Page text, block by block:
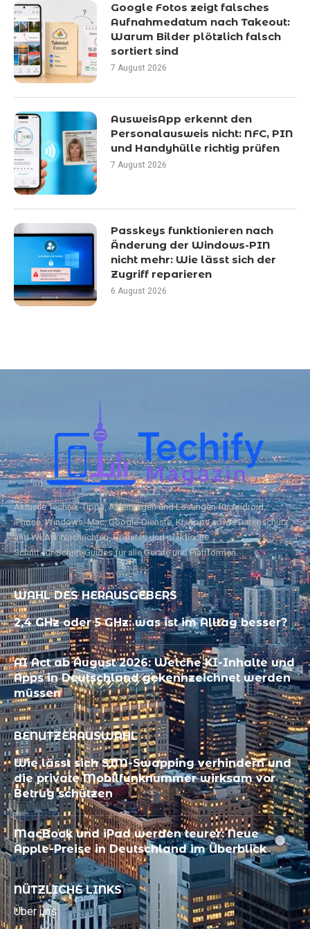
Google Fotos zeigt falsches
Aufnahmedatum nach Takeout:
Warum Bilder plötzlich falsch
sortiert sind
7 August 2026
AusweisApp erkennt den
Personalausweis nicht: NFC, PIN
und Handyhülle richtig prüfen
7 August 2026
Passkeys funktionieren nach
Änderung der Windows-PIN
nicht mehr: Wie lässt sich der
Zugriff reparieren
6 August 2026
Aktuelle Technik‑Tipps, Anleitungen und Lösungen für Android,
iPhone, Windows, Mac, Google‑Dienste, KI, Apps sowie Datenschutz
und WLAN. Nachrichten, Updates und praktische
Schritt‑für‑Schritt‑Guides für alle Geräte und Plattformen.
WAHL DES HERAUSGEBERS
2,4 GHz oder 5 GHz: was ist im Alltag besser?
AI Act ab August 2026: Welche KI-Inhalte und
Apps in Deutschland gekennzeichnet werden
müssen
BENUTZERAUSWAHL
Wie lässt sich SIM-Swapping verhindern und
die private Mobilfunknummer wirksam vor
Betrug schützen
MacBook und iPad werden teurer: Neue
Apple-Preise in Deutschland im Überblick
NÜTZLICHE LINKS
Über uns